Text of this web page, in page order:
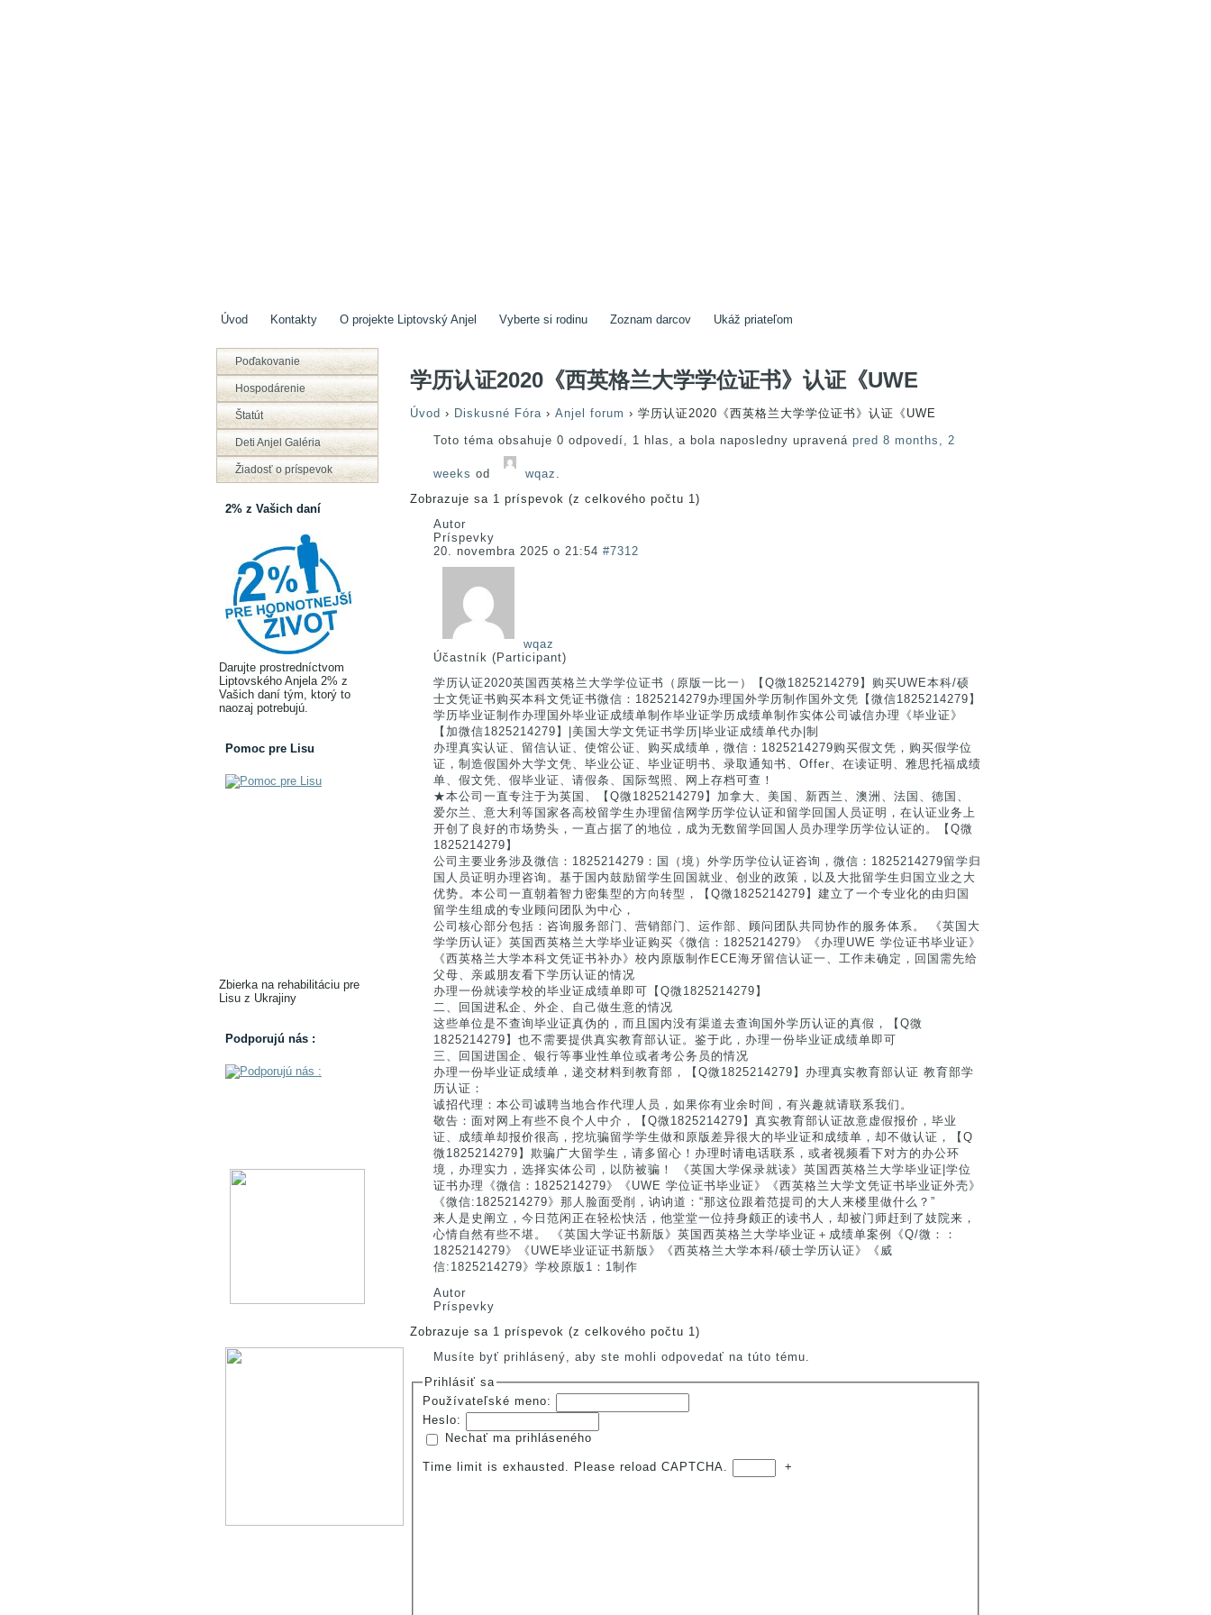
Úvod Kontakty O projekte Liptovský Anjel Vyberte si rodinu Zoznam darcov Ukáž priateľom
Poďakovanie
Hospodárenie
Štatút
Deti Anjel Galéria
Žiadosť o príspevok
2% z Vašich daní
Darujte prostredníctvom
Liptovského Anjela 2% z
Vašich daní tým, ktorý to
naozaj potrebujú.
Pomoc pre Lisu
Zbierka na rehabilitáciu pre
Lisu z Ukrajiny
Podporujú nás :
学历认证2020《西英格兰大学学位证书》认证《UWE
Úvod › Diskusné Fóra › Anjel forum › 学历认证2020《西英格兰大学学位证书》认证《UWE
Toto téma obsahuje 0 odpovedí, 1 hlas, a bola naposledny upravená pred 8 months, 2
weeks od wqaz .
Zobrazuje sa 1 príspevok (z celkového počtu 1)
Autor
Príspevky
20. novembra 2025 o 21:54 #7312
wqaz
Účastník (Participant)
学历认证2020英国西英格兰大学学位证书（原版一比一）【Q微1825214279】购买UWE本科/硕
士文凭证书购买本科文凭证书微信：1825214279办理国外学历制作国外文凭【微信1825214279】
学历毕业证制作办理国外毕业证成绩单制作毕业证学历成绩单制作实体公司诚信办理《毕业证》
【加微信1825214279】|美国大学文凭证书学历|毕业证成绩单代办|制
办理真实认证、留信认证、使馆公证、购买成绩单，微信：1825214279购买假文凭，购买假学位
证，制造假国外大学文凭、毕业公证、毕业证明书、录取通知书、Offer、在读证明、雅思托福成绩
单、假文凭、假毕业证、请假条、国际驾照、网上存档可查！
★本公司一直专注于为英国、【Q微1825214279】加拿大、美国、新西兰、澳洲、法国、德国、
爱尔兰、意大利等国家各高校留学生办理留信网学历学位认证和留学回国人员证明，在认证业务上
开创了良好的市场势头，一直占据了的地位，成为无数留学回国人员办理学历学位认证的。【Q微
1825214279】
公司主要业务涉及微信：1825214279：国（境）外学历学位认证咨询，微信：1825214279留学归
国人员证明办理咨询。基于国内鼓励留学生回国就业、创业的政策，以及大批留学生归国立业之大
优势。本公司一直朝着智力密集型的方向转型，【Q微1825214279】建立了一个专业化的由归国
留学生组成的专业顾问团队为中心，
公司核心部分包括：咨询服务部门、营销部门、运作部、顾问团队共同协作的服务体系。 《英国大
学学历认证》英国西英格兰大学毕业证购买《微信：1825214279》《办理UWE 学位证书毕业证》
《西英格兰大学本科文凭证书补办》校内原版制作ECE海牙留信认证一、工作未确定，回国需先给
父母、亲戚朋友看下学历认证的情况
办理一份就读学校的毕业证成绩单即可【Q微1825214279】
二、回国进私企、外企、自己做生意的情况
这些单位是不查询毕业证真伪的，而且国内没有渠道去查询国外学历认证的真假，【Q微
1825214279】也不需要提供真实教育部认证。鉴于此，办理一份毕业证成绩单即可
三、回国进国企、银行等事业性单位或者考公务员的情况
办理一份毕业证成绩单，递交材料到教育部，【Q微1825214279】办理真实教育部认证 教育部学
历认证：
诚招代理：本公司诚聘当地合作代理人员，如果你有业余时间，有兴趣就请联系我们。
敬告：面对网上有些不良个人中介，【Q微1825214279】真实教育部认证故意虚假报价，毕业
证、成绩单却报价很高，挖坑骗留学学生做和原版差异很大的毕业证和成绩单，却不做认证，【Q
微1825214279】欺骗广大留学生，请多留心！办理时请电话联系，或者视频看下对方的办公环
境，办理实力，选择实体公司，以防被骗！ 《英国大学保录就读》英国西英格兰大学毕业证|学位
证书办理《微信：1825214279》《UWE 学位证书毕业证》《西英格兰大学文凭证书毕业证外壳》
《微信:1825214279》那人脸面受削，讷讷道：“那这位跟着范提司的大人来楼里做什么？”
来人是史阐立，今日范闲正在轻松快活，他堂堂一位持身颇正的读书人，却被门师赶到了妓院来，
心情自然有些不堪。 《英国大学证书新版》英国西英格兰大学毕业证＋成绩单案例《Q/微：：
1825214279》《UWE毕业证证书新版》《西英格兰大学本科/硕士学历认证》《威
信:1825214279》学校原版1：1制作
Autor
Príspevky
Zobrazuje sa 1 príspevok (z celkového počtu 1)
Musíte byť prihlásený, aby ste mohli odpovedať na túto tému.
Prihlásiť sa
Používateľské meno:
Heslo:
Nechať ma prihláseného
Time limit is exhausted. Please reload CAPTCHA. +